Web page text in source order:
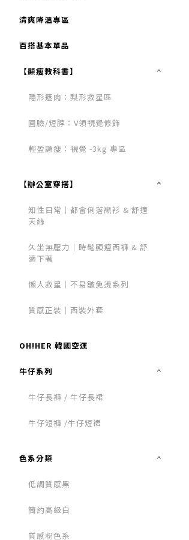
清爽降溫專區
百搭基本單品
【顯瘦教科書】
隱形遮肉：梨形救星區
圓臉/短脖：V領視覺修飾
輕盈顯瘦：視覺 -3kg 專區
【辦公室穿搭】
知性日常｜都會俐落襯衫 & 舒適
天絲
久坐無壓力｜時髦顯瘦西褲 & 舒
適下著
懶人救星｜不易皺免燙系列
質感正裝｜西裝外套
OH!HER 韓國空運
牛仔系列
牛仔長褲 / 牛仔長裙
牛仔短褲 /牛仔短裙
色系分類
低調質感黑
簡約高級白
質感粉色系